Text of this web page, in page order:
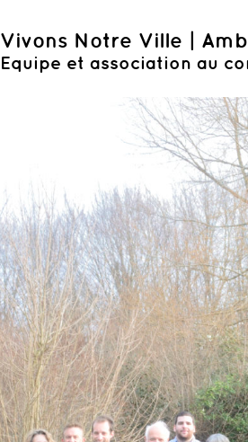
Vivons Notre Ville |
Equipe et association au